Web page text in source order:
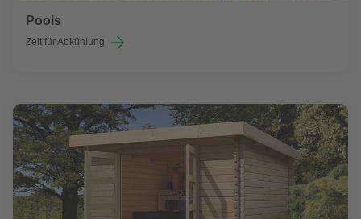
Pools
Zeit für Abkühlung